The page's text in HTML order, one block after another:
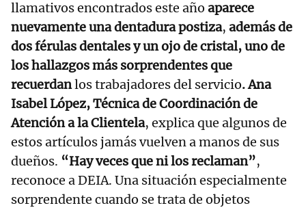
llamativos encontrados este año aparece
nuevamente una dentadura postiza, además de
dos férulas dentales y un ojo de cristal, uno de
los hallazgos más sorprendentes que
recuerdanlos trabajadores del servicio. Ana
Isabel López, Técnica de Coordinación de
Atención a la Clientela, explica que algunos de
estos artículos jamás vuelven a manos de sus
dueños. “Hay veces que ni los reclaman”,
reconoce a DEIA. Una situación especialmente
sorprendente cuando se trata de objetos